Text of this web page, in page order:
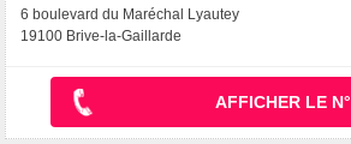
6 boulevard du Maréchal Lyautey
19100 Brive-la-Gaillarde
AFFICHER LE N°